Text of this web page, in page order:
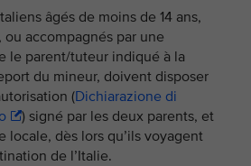
âgés de moins de 14 ans,
accompagnés par une
le parent/tuteur indiqué à la
du mineur, doivent disposer
(Dichiarazione di
) signé par les deux parents, et
locale, dès lors qu’ils voyagent
de l’Italie.